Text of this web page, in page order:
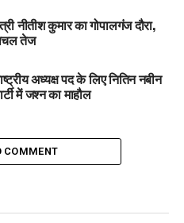
नीतीश कुमार का गोपालगंज दौरा,
तेज
अध्यक्ष पद के लिए नितिन नबीन
में जश्न का माहौल
COMMENT